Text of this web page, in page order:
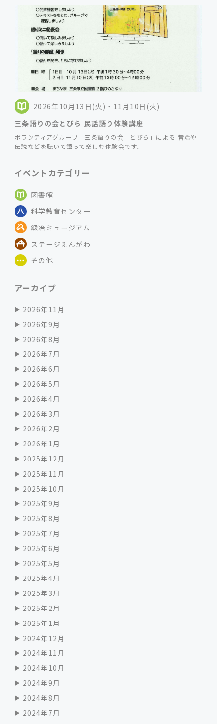
2026年10月13日(火)・11月10日(火)
三条語りの会とびら 民話語り体験講座
ボランティアグループ「三条語りの会 とびら」による 昔話や
伝説などを聴いて語って楽しむ体験会です。
イベントカテゴリー
図書館
科学教育センター
鍛冶ミュージアム
ステージえんがわ
その他
アーカイブ
2026年11月
2026年9月
2026年8月
2026年7月
2026年6月
2026年5月
2026年4月
2026年3月
2026年2月
2026年1月
2025年12月
2025年11月
2025年10月
2025年9月
2025年8月
2025年7月
2025年6月
2025年5月
2025年4月
2025年3月
2025年2月
2025年1月
2024年12月
2024年11月
2024年10月
2024年9月
2024年8月
2024年7月